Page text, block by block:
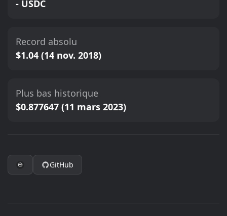
- USDC
Record absolu
$1.04 (14 nov. 2018)
Plus bas historique
$0.877647 (11 mars 2023)
GitHub